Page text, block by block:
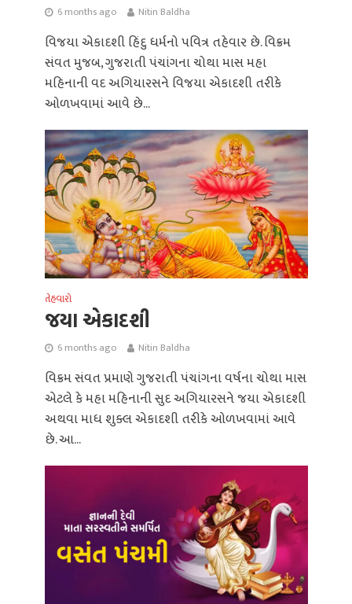
6 months ago Nitin Baldha
વિજયા એકાદશી હિંદુ ધર્મનો પવિત્ર તહેવાર છે. વિક્રમ
સંવત મુજબ, ગુજરાતી પંચાંગના ચોથા માસ મહા
મહિનાની વદ અગિયારસને વિજયા એકાદશી તરીકે
ઓળખવામાં આવે છે...
તેહવારો
જયા એકાદશી
6 months ago Nitin Baldha
વિક્રમ સંવત પ્રમાણે ગુજરાતી પંચાંગના વર્ષના ચોથા માસ
એટલે કે મહા મહિનાની સુદ અગિયારસને જયા એકાદશી
અથવા માધ શુક્લ એકાદશી તરીકે ઓળખવામાં આવે
છે. આ...